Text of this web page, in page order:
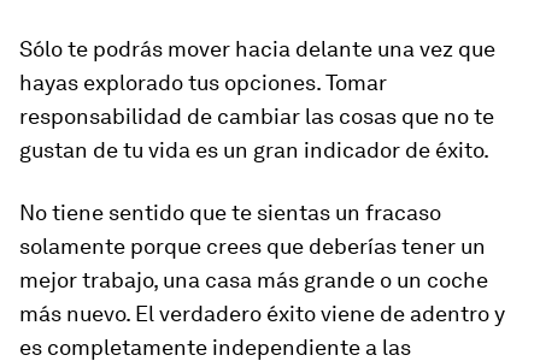
Sólo te podrás mover hacia delante una vez que
hayas explorado tus opciones. Tomar
responsabilidad de cambiar las cosas que no te
gustan de tu vida es un gran indicador de éxito.
No tiene sentido que te sientas un fracaso
solamente porque crees que deberías tener un
mejor trabajo, una casa más grande o un coche
más nuevo. El verdadero éxito viene de adentro y
es completamente independiente a las